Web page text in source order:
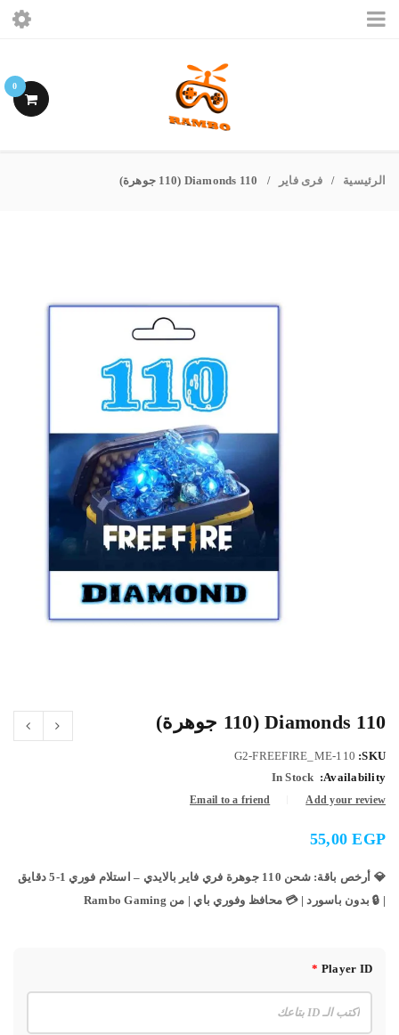
الرئيسيه
ببجى موبايل
0
الرئيسية / فرى فاير / 110 Diamonds (110 جوهرة)
110 Diamonds (110 جوهرة)
SKU:
G2-FREEFIRE_ME-110
Availability:
In Stock
Add your review
Email to a friend
55,00EGP
💎 أرخص باقة: شحن 110 جوهرة فري فاير بالايدي
– استلام فوري 1-5 دقايق
| 🔒 بدون باسورد | 💳 محافظ وفوري باي | من Rambo Gaming
Player ID
*